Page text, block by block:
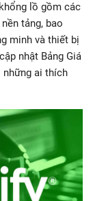
lồ gồm các
tảng, bao
minh và thiết bị
nhật Bảng Giá
những ai thích